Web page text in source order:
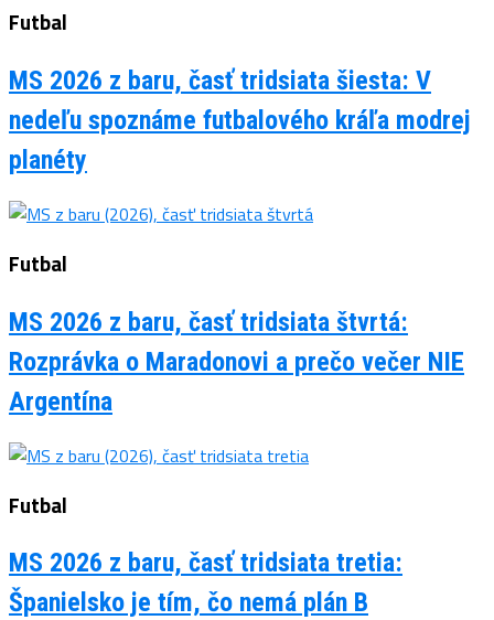
Futbal
MS 2026 z baru, časť tridsiata šiesta: V
nedeľu spoznáme futbalového kráľa modrej
planéty
Futbal
MS 2026 z baru, časť tridsiata štvrtá:
Rozprávka o Maradonovi a prečo večer NIE
Argentína
Futbal
MS 2026 z baru, časť tridsiata tretia:
Španielsko je tím, čo nemá plán B